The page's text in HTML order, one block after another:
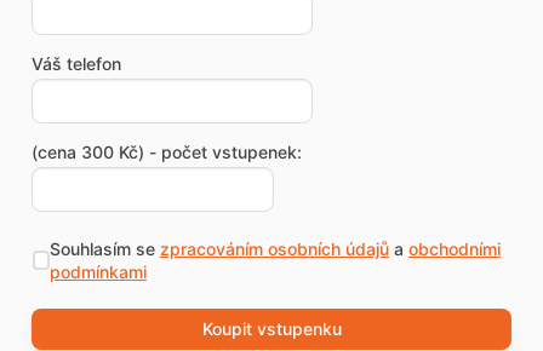
Váš telefon
(cena 300 Kč) - počet vstupenek:
Souhlasím se zpracováním osobních údajůa obchodními
podmínkami
Koupit vstupenku